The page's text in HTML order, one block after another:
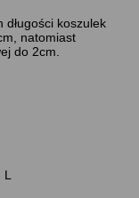
koszulek
natomiast
do 2cm.